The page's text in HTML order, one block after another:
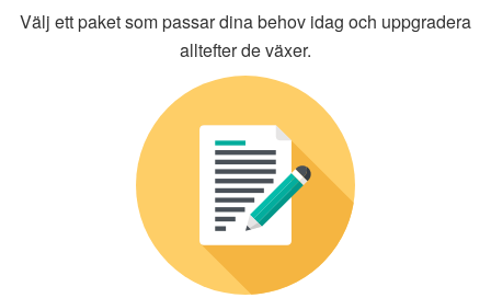
Välj ett paket som passar dina behov idag och uppgradera
alltefter de växer.